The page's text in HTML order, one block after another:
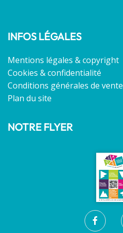
INFOS LÉGALES
Mentions légales & copyright
Cookies & confidentialité
Conditions générales de vente
Plan du site
NOTRE FLYER